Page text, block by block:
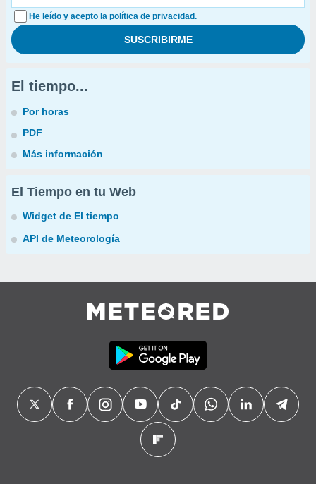
He leído y acepto la política de privacidad.
El tiempo...
Por horas
PDF
Más información
El Tiempo en tu Web
Widget de El tiempo
API de Meteorología